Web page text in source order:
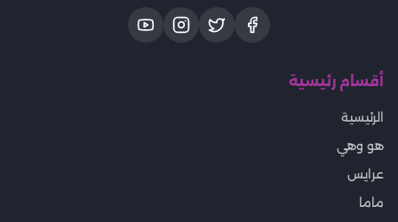
أقسام رئيسية
الرئيسية
هو وهي
عرايس
ماما